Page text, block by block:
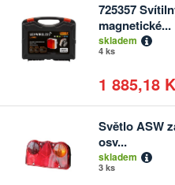
725357
magnetické...
skladem
4 ks
1 885,18
kusů
Světlo ASW
osv...
skladem
3 ks